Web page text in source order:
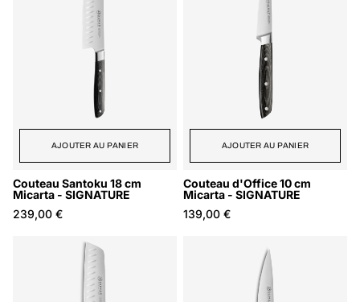
AJOUTER AU PANIER
Couteau Santoku 18 cm
Micarta - SIGNATURE
239,00 €
AJOUTER AU PANIER
Couteau d'Office 10 cm
Micarta - SIGNATURE
139,00 €